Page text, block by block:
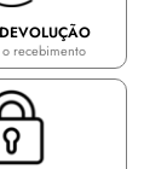
o recebimento